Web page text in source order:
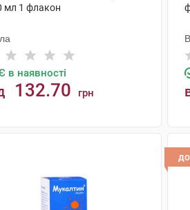
мл 1 флакон
в наявності
132.70 грн